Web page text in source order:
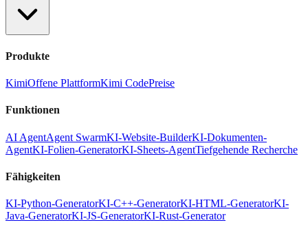
Produkte
KimiOffene PlattformKimi CodePreise
Funktionen
AI AgentAgent SwarmKI-Website-BuilderKI-Dokumenten-
AgentKI-Folien-GeneratorKI-Sheets-AgentTiefgehende Recherche
Fähigkeiten
KI-Python-GeneratorKI-C++-GeneratorKI-HTML-GeneratorKI-
Java-GeneratorKI-JS-GeneratorKI-Rust-Generator